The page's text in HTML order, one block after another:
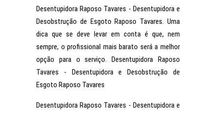
Desentupidora Raposo Tavares - Desentupidora e
Desobstrução de Esgoto Raposo Tavares. Uma
dica que se deve levar em conta é que, nem
sempre, o profissional mais barato será a melhor
opção para o serviço. Desentupidora Raposo
Tavares - Desentupidora e Desobstrução de
Esgoto Raposo Tavares
Desentupidora Raposo Tavares - Desentupidora e